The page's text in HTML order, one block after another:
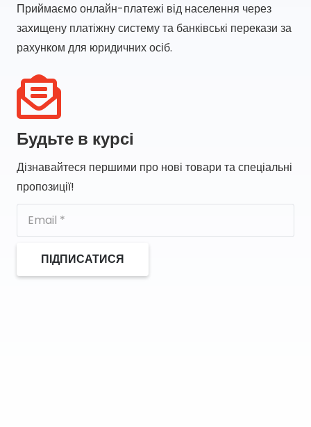
Приймаємо онлайн-платежі від населення через
захищену платіжну систему та банківські перекази за
рахунком для юридичних осіб.
Будьте в курсі
Дізнавайтеся першими про нові товари та спеціальні
пропозиції!
ПІДПИСАТИСЯ